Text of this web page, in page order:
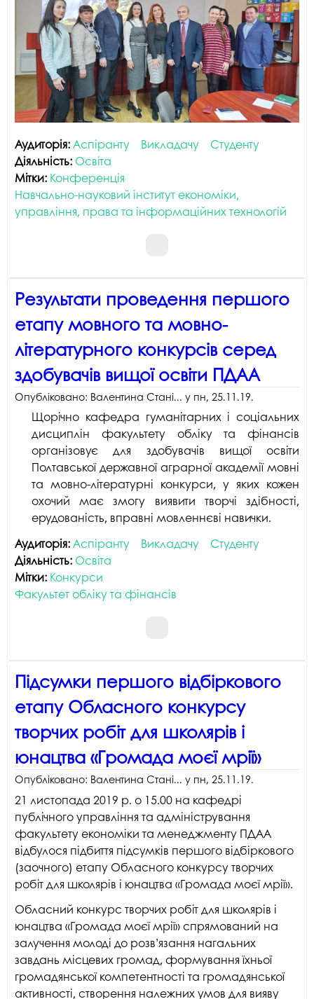
Аудиторія:Аспіранту Викладачу
Студенту
Діяльність: Освіта
Мітки: Конференція
Навчально-науковий інститут економіки,
управління, права та інформаційних технологій
Результати проведення першого
етапу мовного та мовно-
літературного конкурсів серед
здобувачів вищої освіти ПДАА
Опубліковано: Валентина Стані... у пн, 25.11.19.
Щорічно кафедра гуманітарних і соціальних
дисциплін факультету обліку та фінансів
організовує для здобувачів вищої освіти
Полтавської державної аграрної академії мовні
та мовно-літературні конкурси, у яких кожен
охочий має змогу виявити творчі здібності,
ерудованість, вправні мовленнєві навички.
Аудиторія:Аспіранту Викладачу
Студенту
Діяльність: Освіта
Мітки: Конкурси
Факультет обліку та фінансів
Підсумки першого відбіркового
етапу Обласного конкурсу
творчих робіт для школярів і
юнацтва «Громада моєї мрії»
Опубліковано: Валентина Стані... у пн, 25.11.19.
21 листопада 2019 р. о 15.00 на кафедрі
публічного управління та адміністрування
факультету економіки та менеджменту ПДАА
відбулося підбиття підсумків першого відбіркового
(заочного) етапу Обласного конкурсу творчих
робіт для школярів і юнацтва «Громада моєї мрії».
Обласний конкурс творчих робіт для школярів і
юнацтва «Громада моєї мрії» спрямований на
залучення молоді до розв’язання нагальних
завдань місцевих громад, формування їхньої
громадянської компетентності та громадянської
активності, створення належних умов для вияву